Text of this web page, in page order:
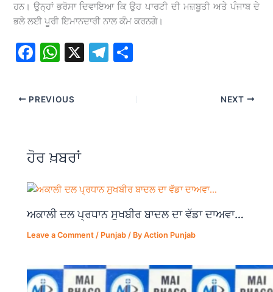
ਹਨ। ਉਨ੍ਹਾਂ ਭਰੋਸਾ ਦਿਵਾਇਆ ਕਿ ਉਹ ਪਾਰਟੀ ਦੀ ਮਜ਼ਬੂਤੀ ਅਤੇ ਪੰਜਾਬ ਦੇ
ਭਲੇ ਲਈ ਪੂਰੀ ਇਮਾਨਦਾਰੀ ਨਾਲ ਕੰਮ ਕਰਨਗੇ।
F
c
e
o
o
k
W
at
s
p
p
X
T
ar
e
PREVIOUS NEXT
ਹੋਰ ਖ਼ਬਰਾਂ
ਅਕਾਲੀ ਦਲ ਪ੍ਰਧਾਨ ਸੁਖਬੀਰ ਬਾਦਲ ਦਾ ਵੱਡਾ ਦਾਅਵਾ…
Leave a Comment / Punjab / ByAction Punjab